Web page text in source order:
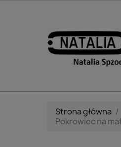
Strona główna
Pokrowiec na